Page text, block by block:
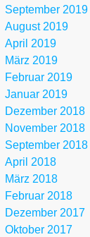
September 2019
August 2019
April 2019
März 2019
Februar 2019
Januar 2019
Dezember 2018
November 2018
September 2018
April 2018
März 2018
Februar 2018
Dezember 2017
Oktober 2017